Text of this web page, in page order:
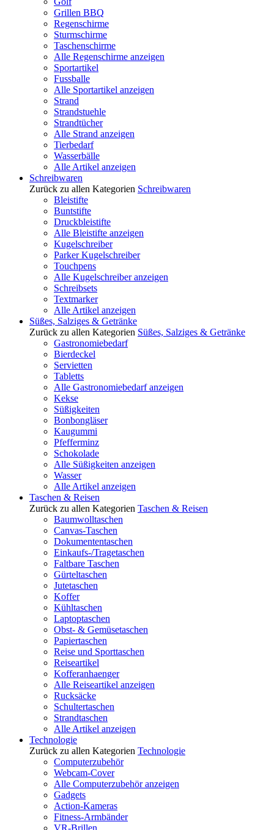
Grillen BBQ
Regenschirme
Sturmschirme
Taschenschirme
Alle Regenschirme anzeigen
Sportartikel
Fussballe
Alle Sportartikel anzeigen
Strand
Strandstuehle
Strandtücher
Alle Strand anzeigen
Tierbedarf
Wasserbälle
Alle Artikel anzeigen
Schreibwaren
Zurück zu allen Kategorien Schreibwaren
Bleistifte
Buntstifte
Druckbleistifte
Alle Bleistifte anzeigen
Kugelschreiber
Parker Kugelschreiber
Touchpens
Alle Kugelschreiber anzeigen
Schreibsets
Textmarker
Alle Artikel anzeigen
Süßes, Salziges & Getränke
Zurück zu allen Kategorien Süßes, Salziges & Getränke
Gastronomiebedarf
Bierdeckel
Servietten
Tabletts
Alle Gastronomiebedarf anzeigen
Kekse
Süßigkeiten
Bonbongläser
Kaugummi
Pfefferminz
Schokolade
Alle Süßigkeiten anzeigen
Wasser
Alle Artikel anzeigen
Taschen & Reisen
Zurück zu allen Kategorien Taschen & Reisen
Baumwolltaschen
Canvas-Taschen
Dokumententaschen
Einkaufs-/Tragetaschen
Faltbare Taschen
Gürteltaschen
Jutetaschen
Koffer
Kühltaschen
Laptoptaschen
Obst- & Gemüsetaschen
Papiertaschen
Reise und Sporttaschen
Reiseartikel
Kofferanhaenger
Alle Reiseartikel anzeigen
Rucksäcke
Schultertaschen
Strandtaschen
Alle Artikel anzeigen
Technologie
Zurück zu allen Kategorien Technologie
Computerzubehör
Webcam-Cover
Alle Computerzubehör anzeigen
Gadgets
Action-Kameras
Fitness-Armbänder
VR-Brillen